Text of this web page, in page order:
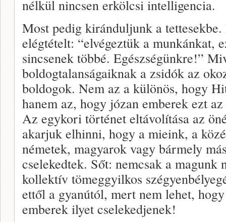
nélkül nincsen erkölcsi intelligencia.
Most pedig kiránduljunk a
elégtételt: “elvégeztük a munkánkat,
sincsenek többé. Egészségünkre!”
boldogtalanságaiknak a zsidók az
boldogok. Nem az a különös, hogy
hanem az, hogy józan emberek ezt
Az egykori történet eltávolítása az
akarjuk elhinni, hogy a mieink, a
németek, magyarok vagy bármely
cselekedtek. Sőt: nemcsak a magunk
kollektív tömeggyilkos
ettől a gyanútól, mert nem lehet,
emberek ilyet cselekedjenek!